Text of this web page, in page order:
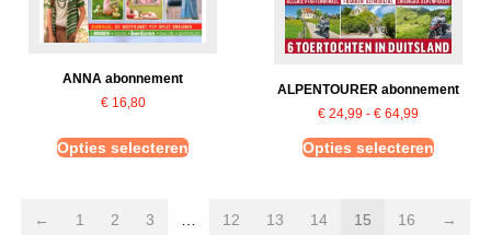
ANNA abonnement
€16,80
Opties selecteren
ALPENTOURER abonnement
€ 24,99 - € 64,99
Opties selecteren
← 1 2 3 12 13 14 15 16 →